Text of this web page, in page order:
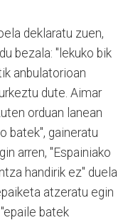
deklaratu zuen,
bezala: "lekuko bik
anbulatorioan
dute. Aimar
orduan lanean
batek", gaineratu
arren, "Espainiako
handirik ez" duela
atzeratu egin
batek